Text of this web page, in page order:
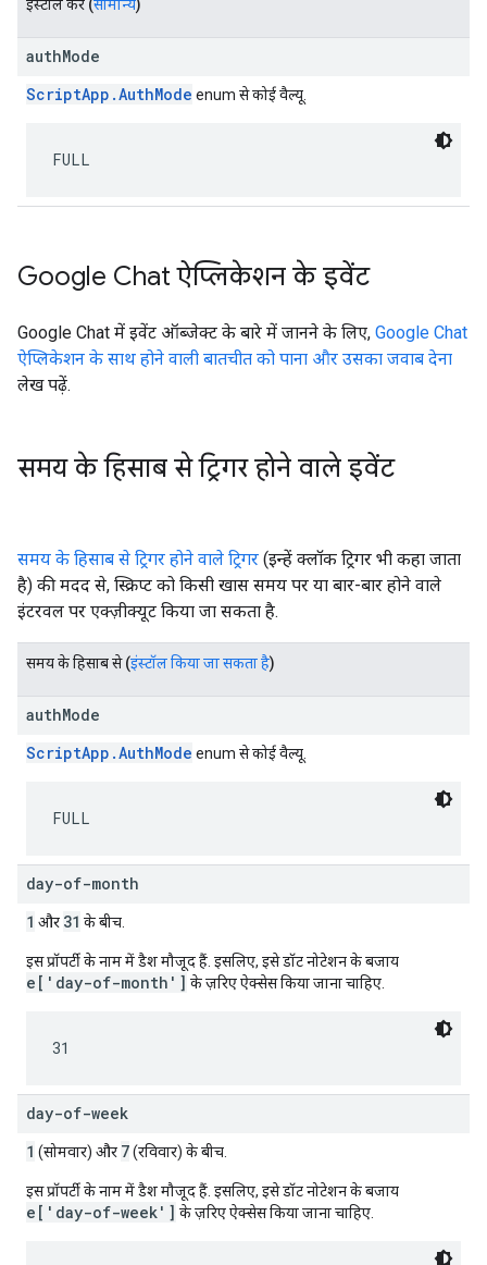
इंस्टॉल करें (सामान्य)
authMode
ScriptApp.AuthMode enum से कोई वैल्यू.
FULL
Google Chat ऐप्लिकेशन के इवेंट
Google Chat में इवेंट ऑब्जेक्ट के बारे में जानने के लिए, Google Chat
ऐप्लिकेशन के साथ होने वाली बातचीत को पाना और उसका जवाब देना
लेख पढ़ें.
समय के हिसाब से ट्रिगर होने वाले इवेंट
समय के हिसाब से ट्रिगर होने वाले ट्रिगर (इन्हें क्लॉक ट्रिगर भी कहा जाता
है) की मदद से, स्क्रिप्ट को किसी खास समय पर या बार-बार होने वाले
इंटरवल पर एक्ज़ीक्यूट किया जा सकता है.
समय के हिसाब से (इंस्टॉल किया जा सकता है)
authMode
ScriptApp.AuthMode enum से कोई वैल्यू.
FULL
day-of-month
1 और 31 के बीच.
इस प्रॉपर्टी के नाम में डैश मौजूद हैं. इसलिए, इसे डॉट नोटेशन के बजाय
e['day-of-month'] के ज़रिए ऐक्सेस किया जाना चाहिए.
31
day-of-week
1 (सोमवार) और 7(रविवार) के बीच.
इस प्रॉपर्टी के नाम में डैश मौजूद हैं. इसलिए, इसे डॉट नोटेशन के बजाय
e['day-of-week'] के ज़रिए ऐक्सेस किया जाना चाहिए.